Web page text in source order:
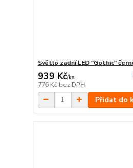
Světlo zadní LED "Gothic"
939 Kč/ks
776 Kč bez DPH
Přidat do